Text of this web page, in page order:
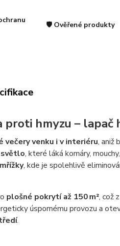
🛡️ Ověřené produkty
proti hmyzu – lapač
večery venku i v interiéru, aniž
, které láká komáry,
, kde je spolehlivě
plošné pokrytí až 150 m², což
úspornému provozu a
.